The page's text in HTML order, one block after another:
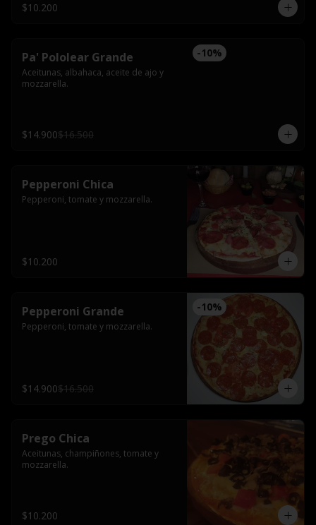
$10.200
-10%
Pa' Pololear Grande
Aceitunas, albahaca, aceite de ajo y
mozzarella.
$14.900$16.500
Pepperoni Chica
Pepperoni, tomate y mozzarella.
$10.200
-10%
Pepperoni Grande
Pepperoni, tomate y mozzarella.
$14.900$16.500
Prego Chica
Aceitunas, champiñones, tomate y
mozzarella.
$10.200